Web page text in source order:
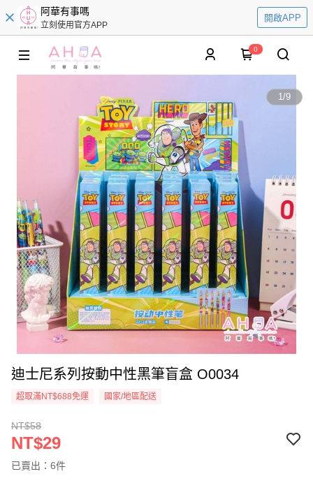
阿華有事嗎
立刻使用官方APP
開啟APP
0
1/9
迪士尼系列按動中性黑筆盲盒 O0034
超取滿NT$688免運 國家/地區配送
NT$58
NT$29
已賣出：6件